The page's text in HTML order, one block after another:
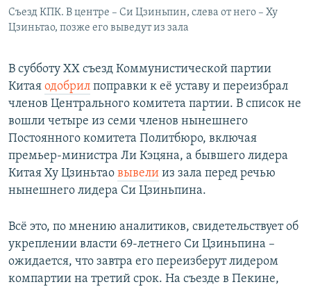
Съезд КПК. В центре – Си Цзиньпин, слева от него – Ху
Цзиньтао, позже его выведут из зала
В субботу XX съезд Коммунистической партии
Китая одобрил поправки к её уставу и переизбрал
членов Центрального комитета партии. В список не
вошли четыре из семи членов нынешнего
Постоянного комитета Политбюро, включая
премьер-министра Ли Кэцяна, а бывшего лидера
Китая Ху Цзиньтао вывели из зала перед речью
нынешнего лидера Си Цзиньпина.
Всё это, по мнению аналитиков, свидетельствует об
укреплении власти 69-летнего Си Цзиньпина –
ожидается, что завтра его переизберут лидером
компартии на третий срок. На съезде в Пекине,